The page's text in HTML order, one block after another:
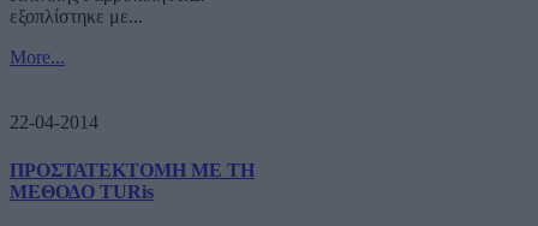
εξοπλίστηκε με...
More...
22-04-2014
ΠΡΟΣΤΑΤΕΚΤΟΜΗ ΜΕ ΤΗ
ΜΕΘΟΔΟ TURis